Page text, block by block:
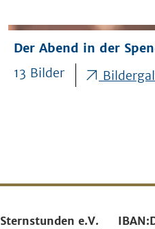
Der Abend in der
13 Bilder
Sternstunden e.V. IBAN: